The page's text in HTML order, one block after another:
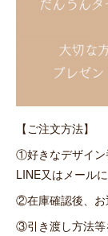
【ご注文方法】
①好きなデザイン
LINE又はメール
②在庫確認後、お
③引き渡し方法等